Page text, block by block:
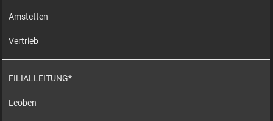
Amstetten
Vertrieb
FILIALLEITUNG*
Leoben